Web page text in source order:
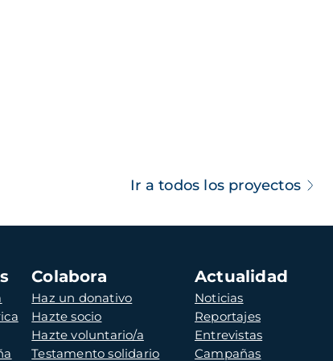
Ir a todos los proyectos
Colabora
Haz un donativo
Hazte socio
Hazte voluntario/a
Testamento solidario
Actualidad
Noticias
Reportajes
Entrevistas
Campañas